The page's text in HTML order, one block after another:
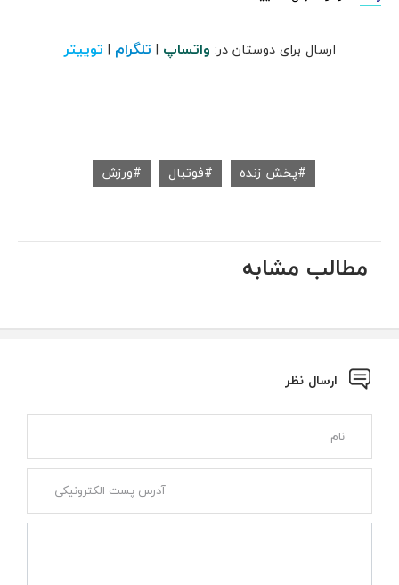
ارسال برای دوستان در: واتساپ | تلگرام | توییتر
پخش زنده فوتبال ورزش
مطالب مشابه
ارسال نظر